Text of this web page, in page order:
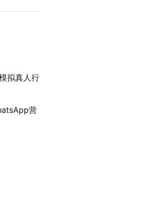
拟真人行
营